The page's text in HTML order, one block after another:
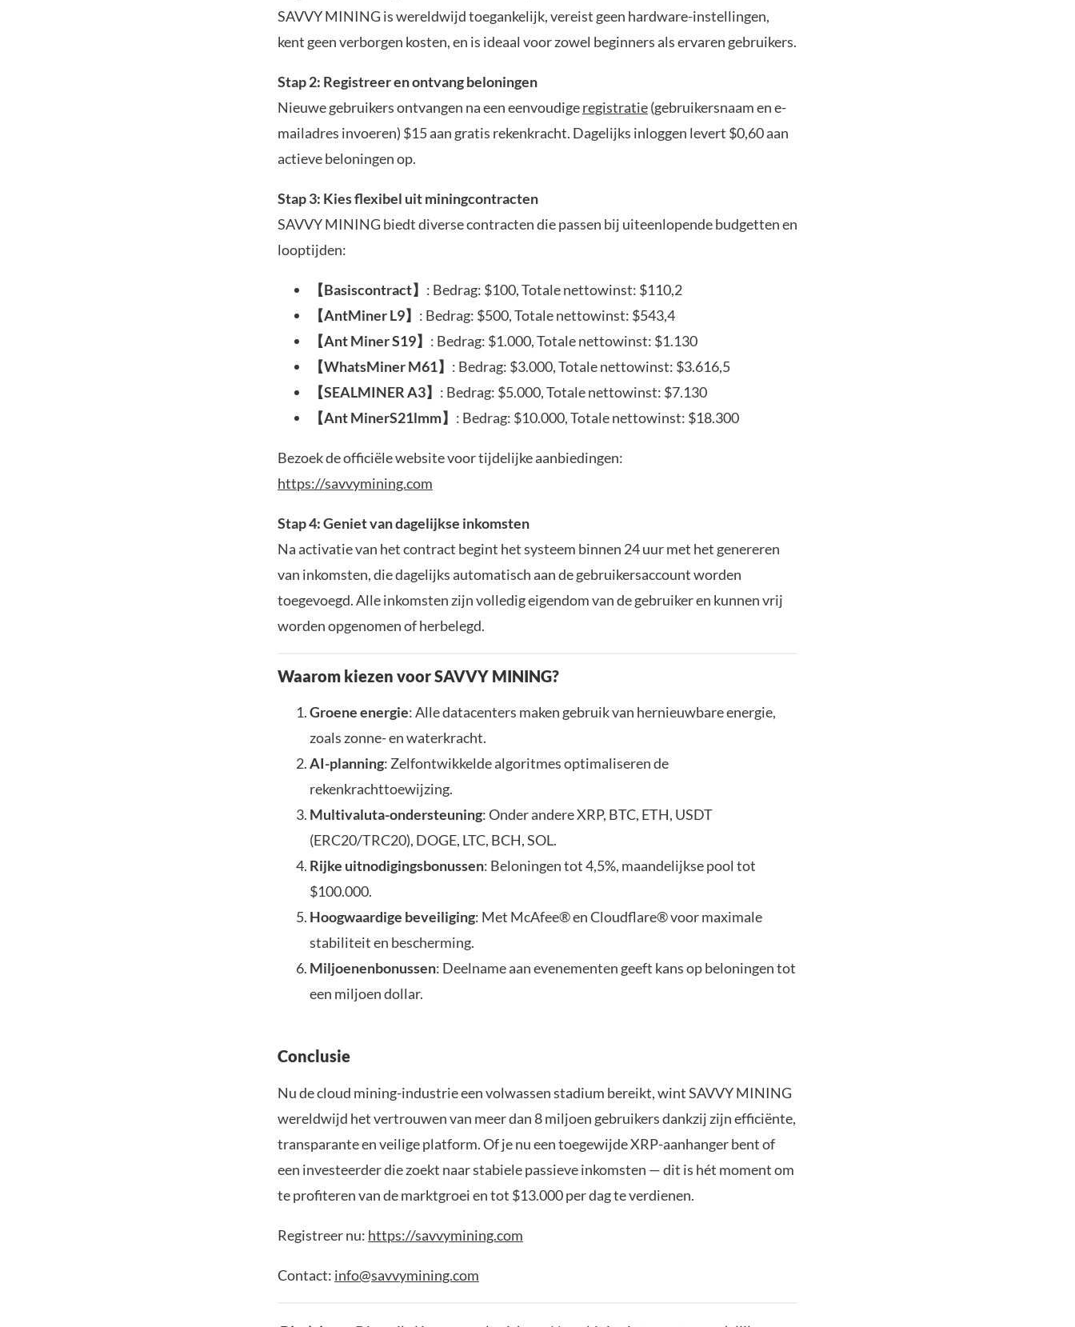
SAVVY MINING is wereldwijd toegankelijk, vereist geen hardware-instellingen,
kent geen verborgen kosten, en is ideaal voor zowel beginners als ervaren gebruikers.
Stap 2: Registreer en ontvang beloningen
Nieuwe gebruikers ontvangen na een eenvoudigeregistratie(gebruikersnaam en e-
mailadres invoeren) $15 aan gratis rekenkracht. Dagelijks inloggen levert $0,60 aan
actieve beloningen op.
Stap 3: Kies flexibel uit miningcontracten
SAVVY MINING biedt diverse contracten die passen bij uiteenlopende budgetten en
looptijden:
【Basiscontract】 : Bedrag: $100, Totale nettowinst: $110,2
【AntMiner L9】 : Bedrag: $500, Totale nettowinst: $543,4
【Ant Miner S19】 : Bedrag: $1.000, Totale nettowinst: $1.130
【WhatsMiner M61】 : Bedrag: $3.000, Totale nettowinst: $3.616,5
【SEALMINER A3】 : Bedrag: $5.000, Totale nettowinst: $7.130
【Ant MinerS21lmm】 : Bedrag: $10.000, Totale nettowinst: $18.300
Bezoek de officiële website voor tijdelijke aanbiedingen:
https://savvymining.com
Stap 4: Geniet van dagelijkse inkomsten
Na activatie van het contract begint het systeem binnen 24 uur met het genereren
van inkomsten, die dagelijks automatisch aan de gebruikersaccount worden
toegevoegd. Alle inkomsten zijn volledig eigendom van de gebruiker en kunnen vrij
worden opgenomen of herbelegd.
Waarom kiezen voor SAVVY MINING?
Groene energie: Alle datacenters maken gebruik van hernieuwbare energie,
zoals zonne- en waterkracht.
AI-planning: Zelfontwikkelde algoritmes optimaliseren de
rekenkrachttoewijzing.
Multivaluta-ondersteuning: Onder andere XRP, BTC, ETH, USDT
(ERC20/TRC20), DOGE, LTC, BCH, SOL.
Rijke uitnodigingsbonussen: Beloningen tot 4,5%, maandelijkse pool tot
$100.000.
Hoogwaardige beveiliging: Met McAfee® en Cloudflare® voor maximale
stabiliteit en bescherming.
Miljoenenbonussen: Deelname aan evenementen geeft kans op beloningen tot
een miljoen dollar.
Conclusie
Nu de cloud mining-industrie een volwassen stadium bereikt, wint SAVVY MINING
wereldwijd het vertrouwen van meer dan 8 miljoen gebruikers dankzij zijn efficiënte,
transparante en veilige platform. Of je nu een toegewijde XRP-aanhanger bent of
een investeerder die zoekt naar stabiele passieve inkomsten — dit is hét moment om
te profiteren van de marktgroei en tot $13.000 per dag te verdienen.
Registreer nu: https://savvymining.com
Contact: info@savvymining.com